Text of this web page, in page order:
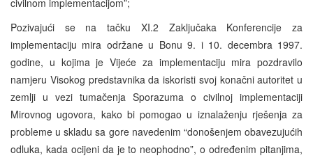
Pozivajući se na tačku XI.2 Zaključaka Konferencije za
implementaciju mira održane u Bonu 9. i 10. decembra 1997.
godine, u kojima je Vijeće za implementaciju mira pozdravilo
namjeru Visokog predstavnika da iskoristi svoj konačni autoritet u
zemlji u vezi tumačenja Sporazuma o civilnoj implementaciji
Mirovnog ugovora, kako bi pomogao u iznalaženju rješenja za
probleme u skladu sa gore navedenim “donošenjem obavezujućih
odluka, kada ocijeni da je to neophodno”, o određenim pitanjima,